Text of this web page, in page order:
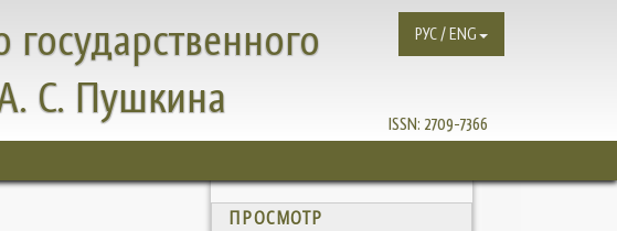
государственного
С. Пушкина
ISSN: 2709-7366
РУС / ENG
ПРОСМОТР